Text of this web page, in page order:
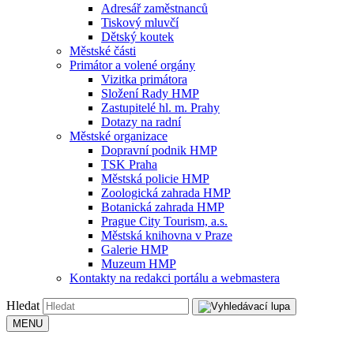
Adresář zaměstnanců
Tiskový mluvčí
Dětský koutek
Městské části
Primátor a volené orgány
Vizitka primátora
Složení Rady HMP
Zastupitelé hl. m. Prahy
Dotazy na radní
Městské organizace
Dopravní podnik HMP
TSK Praha
Městská policie HMP
Zoologická zahrada HMP
Botanická zahrada HMP
Prague City Tourism, a.s.
Městská knihovna v Praze
Galerie HMP
Muzeum HMP
Kontakty na redakci portálu a webmastera
Hledat
MENU